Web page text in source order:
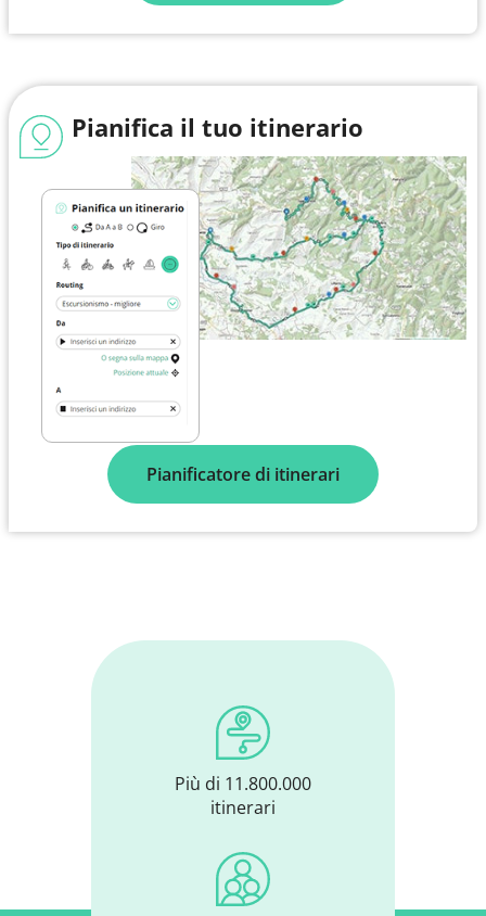
Pianifica il tuo itinerario
Pianificatore di itinerari
Più di 11.800.000
itinerari